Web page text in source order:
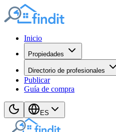
Inicio
Propiedades
Directorio de profesionales
Publicar
Guía de compra
ES